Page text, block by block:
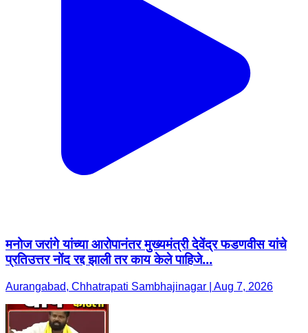
मनोज जरांगे यांच्या आरोपानंतर मुख्यमंत्री देवेंद्र फडणवीस यांचे
प्रतिउत्तर नोंद रद्द झाली तर काय केले पाहिजे...
Aurangabad, Chhatrapati Sambhajinagar | Aug 7, 2026